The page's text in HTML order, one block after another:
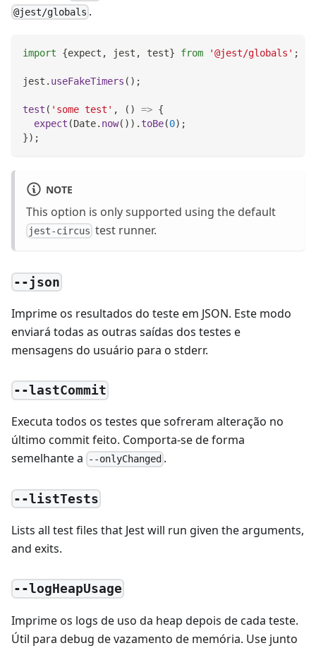
@jest/globals .
import {expect , jest , test} from '@jest/globals' ;
jest . useFakeTimers ( ) ;
test ( 'some test' , ( ) => {
expect (Date. now( ) ) . toBe(0) ;
}) ;
NOTE
This option is only supported using the default
jest-circus test runner.
--json
Imprime os resultados do teste em JSON. Este modo
enviará todas as outras saídas dos testes e
mensagens do usuário para o stderr.
--lastCommit
Executa todos os testes que sofreram alteração no
último commit feito. Comporta-se de forma
semelhante a
--onlyChanged .
--listTests
Lists all test files that Jest will run given the arguments,
and exits.
--logHeapUsage
Imprime os logs de uso da heap depois de cada teste.
Útil para debug de vazamento de memória. Use junto